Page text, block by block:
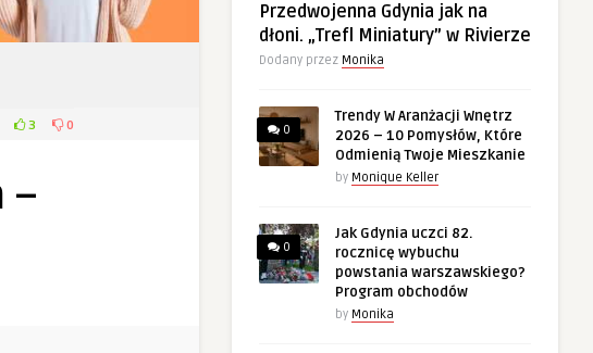
3 0
–
Przedwojenna Gdynia jak na
dłoni. „Trefl Miniatury” w Rivierze
Dodany przez Monika
0
Trendy W Aranżacji Wnętrz
2026 – 10 Pomysłów, Które
Odmienią Twoje Mieszkanie
by Monique Keller
0
Jak Gdynia uczci 82.
rocznicę wybuchu
powstania warszawskiego?
Program obchodów
by Monika